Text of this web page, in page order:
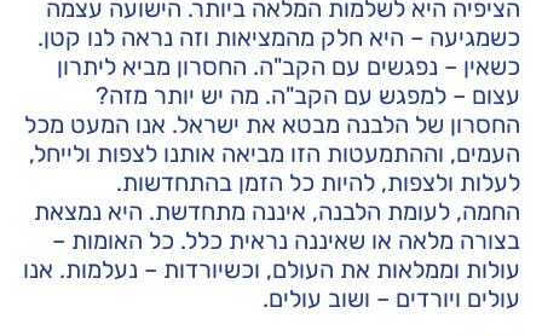
הציפיה היא לשלמות המלאה ביותר. הישועה עצמה
כשמגיעה – היא חלק מהמציאות וזה נראה לנו קטן.
כשאין – נפגשים עם הקב"ה. החסרון מביא ליתרון
עצום – למפגש עם הקב"ה. מה יש יותר מזה?
החסרון של הלבנה מבטא את ישראל. אנו המעט מכל
העמים, וההתמעטות הזו מביאה אותנו לצפות ולייחל,
לעלות ולצפות, להיות כל הזמן בהתחדשות.
החמה, לעומת הלבנה, איננה מתחדשת. היא נמצאת
בצורה מלאה או שאיננה נראית כלל. כל האומות –
עולות וממלאות את העולם, וכשיורדות – נעלמות. אנו
עולים ויורדים – ושוב עולים.